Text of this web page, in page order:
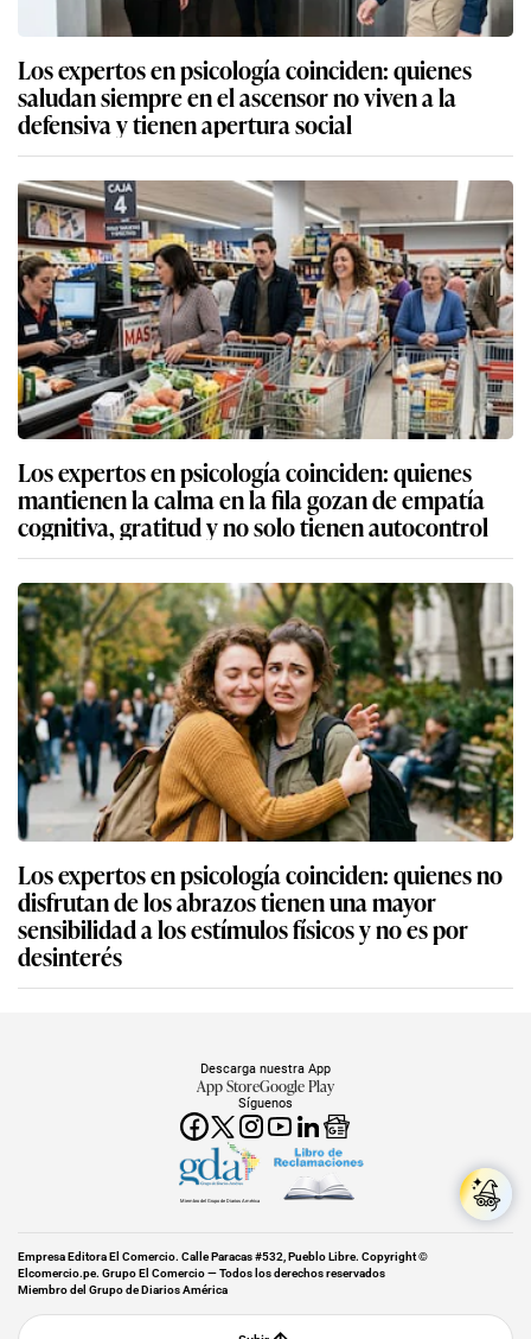
Los expertos en psicología coinciden: quienes
saludan siempre en el ascensor no viven a la
defensiva y tienen apertura social
Los expertos en psicología coinciden: quienes
mantienen la calma en la fila gozan de empatía
cognitiva, gratitud y no solo tienen autocontrol
Los expertos en psicología coinciden: quienes no
disfrutan de los abrazos tienen una mayor
sensibilidad a los estímulos físicos y no es por
desinterés
Síguenos
Descarga nuestra App
App StoreGoogle Play
Miembro del Grupo de Diarios América
Empresa Editora El Comercio. Calle Paracas #532, Pueblo Libre. Copyright ©
Elcomercio.pe. Grupo El Comercio — Todos los derechos reservados
Miembro del Grupo de Diarios América